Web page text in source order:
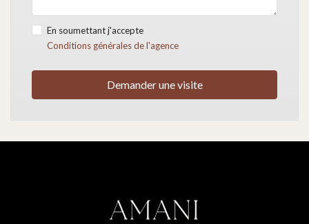
En soumettant j'accepte
Conditions générales de l'agence
Demander une visite